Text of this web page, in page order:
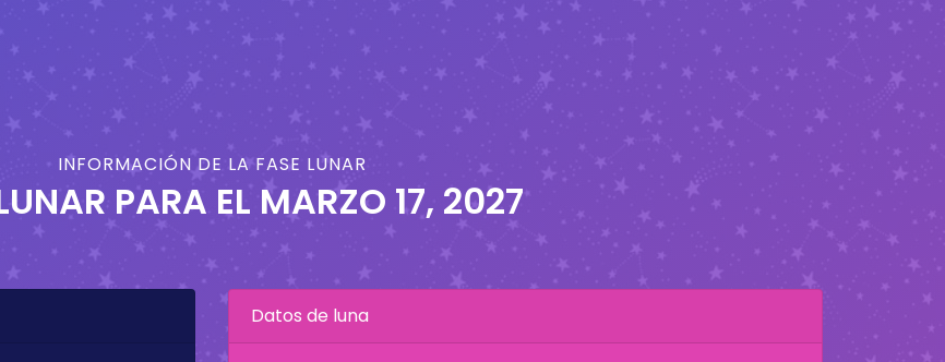
INFORMACIÓN DE LA FASE LUNAR
PARA EL MARZO 17, 2027
Datos de luna